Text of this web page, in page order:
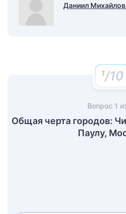
Даниил
/10
Вопрос 1
Общая черта городов:
Паулу,